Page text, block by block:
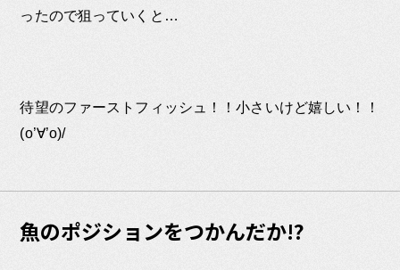
ったので狙っていくと…
待望のファーストフィッシュ！！小さいけど嬉しい！！
(o’∀’o)/
魚のポジションをつかんだか!?